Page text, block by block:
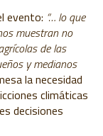
evento: “… lo que
muestran no
de las
y medianos
la necesidad
climáticas
decisiones